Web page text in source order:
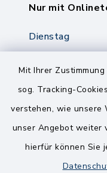
Mit Ihrer
sog. Tracking-
verstehen, wie unsere
unser Angebot weiter
hierfür können Sie
Nur mit
Dienstag
8.00-12.00 Uhr
14.00-18.00
Freitag
8.00-11.00 Uhr